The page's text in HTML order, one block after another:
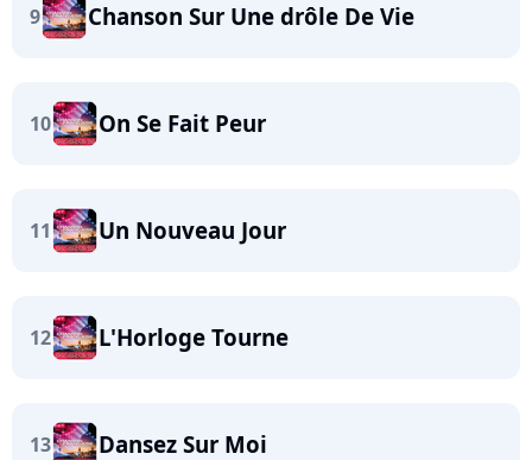
9 Chanson Sur Une drôle De Vie
10 On Se Fait Peur
11 Un Nouveau Jour
12 L'Horloge Tourne
13 Dansez Sur Moi